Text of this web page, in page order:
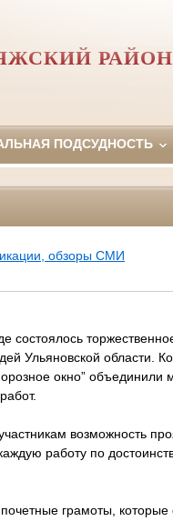
ПОДСУДНОСТЬ
обзоры СМИ
состоялось
Ульяновской области.
окно” объединили
возможность
работу по
грамоты,